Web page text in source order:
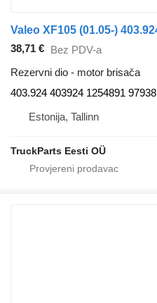
38,71 € Bez PDV-a
Rezervni dio - motor brisača
403.924 403924 1254891 97938
Estonija, Tallinn
TruckParts Eesti OÜ